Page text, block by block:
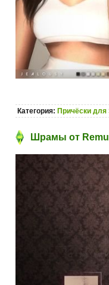
Категория: Причёски для
Шрамы от